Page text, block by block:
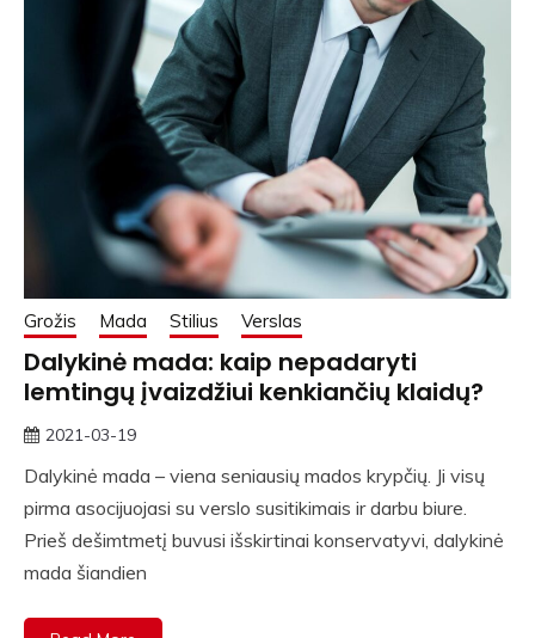
Grožis Mada Stilius Verslas
Dalykinė mada: kaip nepadaryti
lemtingų įvaizdžiui kenkiančių klaidų?
2021-03-19
Dalykinė mada – viena seniausių mados krypčių. Ji visų
pirma asocijuojasi su verslo susitikimais ir darbu biure.
Prieš dešimtmetį buvusi išskirtinai konservatyvi, dalykinė
mada šiandien